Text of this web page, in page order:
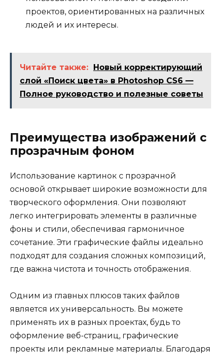
проектов, ориентированных на различных
людей и их интересы.
Читайте также: Новый корректирующий
слой «Поиск цвета» в Photoshop CS6 —
Полное руководство и полезные советы
Преимущества изображений с
прозрачным фоном
Использование картинок с прозрачной
основой открывает широкие возможности для
творческого оформления. Они позволяют
легко интегрировать элементы в различные
фоны и стили, обеспечивая гармоничное
сочетание. Эти графические файлы идеально
подходят для создания сложных композиций,
где важна чистота и точность отображения.
Одним из главных плюсов таких файлов
является их универсальность. Вы можете
применять их в разных проектах, будь то
оформление веб-страниц, графические
проекты или рекламные материалы. Благодаря